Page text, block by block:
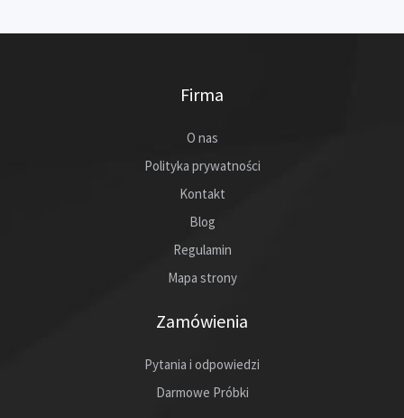
Firma
O nas
Polityka prywatności
Kontakt
Blog
Regulamin
Mapa strony
Zamówienia
Pytania i odpowiedzi
Darmowe Próbki